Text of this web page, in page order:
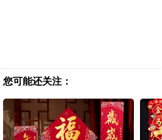
您可能还关注：